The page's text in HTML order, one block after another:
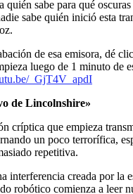
quién sabe para qué
sabe quién inició esta
de esa emisora, dé
luego de 1 minuto de
_GjT4V_apdI
de Lincolnshire»
críptica que empieza
un poco terrorífica,
repetitiva.
interferencia creada por la
robótico comienza a leer